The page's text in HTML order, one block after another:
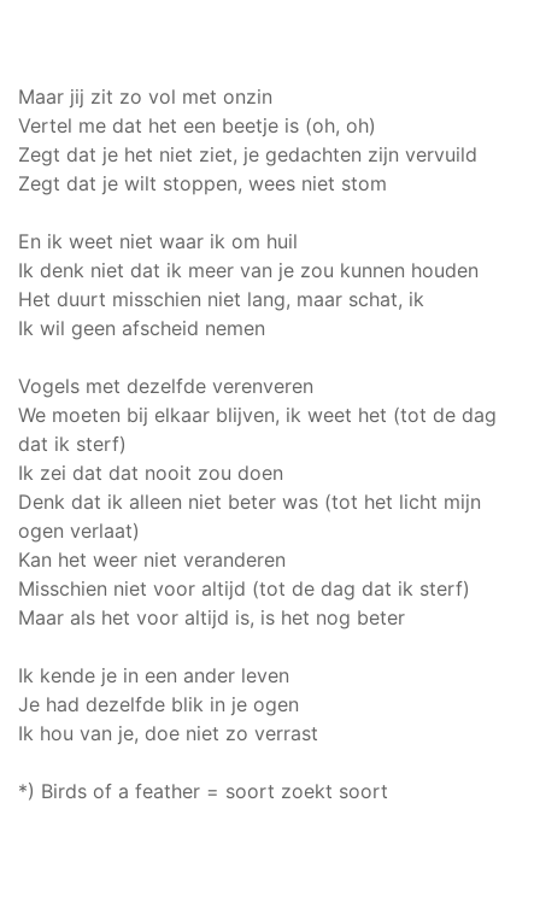
Maar jij zit zo vol met onzin
Vertel me dat het een beetje is (oh, oh)
Zegt dat je het niet ziet, je gedachten zijn vervuild
Zegt dat je wilt stoppen, wees niet stom
En ik weet niet waar ik om huil
Ik denk niet dat ik meer van je zou kunnen houden
Het duurt misschien niet lang, maar schat, ik
Ik wil geen afscheid nemen
Vogels met dezelfde verenveren
We moeten bij elkaar blijven, ik weet het (tot de dag
dat ik sterf)
Ik zei dat dat nooit zou doen
Denk dat ik alleen niet beter was (tot het licht mijn
ogen verlaat)
Kan het weer niet veranderen
Misschien niet voor altijd (tot de dag dat ik sterf)
Maar als het voor altijd is, is het nog beter
Ik kende je in een ander leven
Je had dezelfde blik in je ogen
Ik hou van je, doe niet zo verrast
*) Birds of a feather = soort zoekt soort